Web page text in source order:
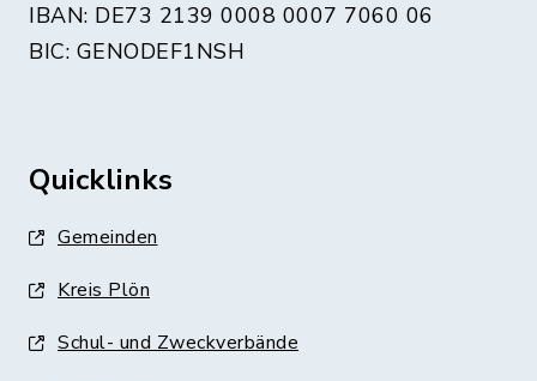
IBAN: DE73 2139 0008 0007 7060 06
BIC: GENODEF1NSH
Quicklinks
Gemeinden
Kreis Plön
Schul- und Zweckverbände